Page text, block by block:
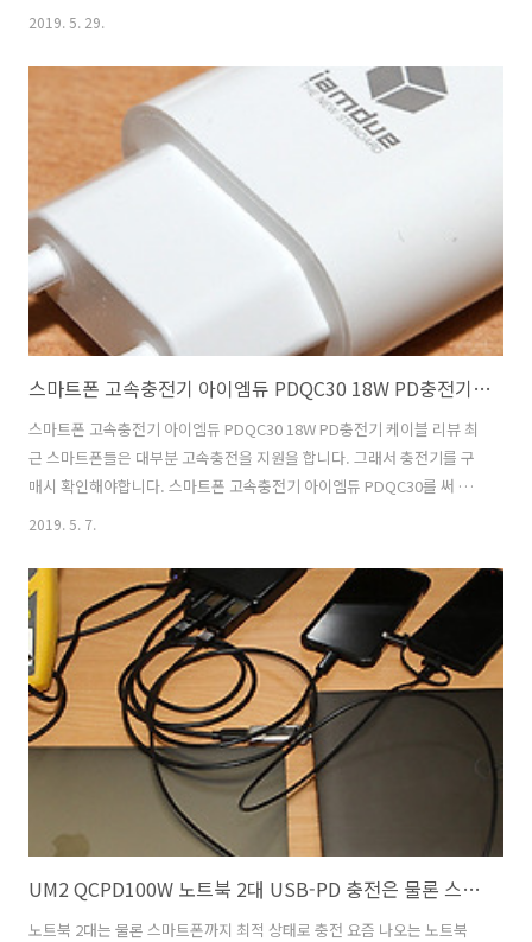
데요. 태블릿과 노트북 스마트폰까지 충전이 가능한 제품 입니다. 아이엠
충전이 되는지 살펴보려고 합니다. 실제로 사용해본 이 제품은 스펙보다
성능이 더 좋았습니다. 가격은 무척 저렴해서 가볍게 사용하기 좋았습니
다. 휴대용 제품인만큼 해외여행을 가거나 할때도 같이 사용하면 너무 좋
아보였는데요. 스마트폰이나 태블릿 그리고 노트북까지 충전이 가능해
서 책상위에서 사용하기에 좋고 휴대용 제품은 여행할 때 사용해도 좋습
니다. 아..
2019. 5. 29.
스마트폰 고속충전기 아이엠듀 PDQC30 18W PD충전기 케이블 리뷰
스마트폰 고속충전기 아이엠듀 PDQC30 18W PD충전기 케이블 리뷰 최
근 스마트폰들은 대부분 고속충전을 지원을 합니다. 그래서 충전기를 구
매시 확인해야합니다. 스마트폰 고속충전기 아이엠듀 PDQC30를 써 봤
는데요. 18W PD충전기 입니다. 태블릿 스마트폰 등 고속충전을 지원하
엠듀 PDQC30외에 같이 사용할 수 있는 케이블 리뷰도 해보려고 합니다.
충전기와 케이블 같이 합쳐도 가격이 저렴한 편인데요. 비교적 가격이 저
렴하면서도 고속충전이 가능하다는 점에서 장점이 있습니다. 입력을 프
리볼트를 지원해서 어느나라에서나 사용할 수 있고 크기가 작아서 휴대
가 간편하다는 장점이 있습니다. USB-C PD 충전기가 제품이 큰 것들도
많은데요..
2019. 5. 7.
UM2 QCPD100W 노트북 2대 USB-PD 충전은 물론 스마트폰까지 고속충전
노트북 2대는 물론 스마트폰까지 최적 상태로 충전 요즘 나오는 노트북